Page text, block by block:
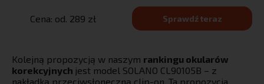
Cena: od. 289 zł Sprawdź teraz
Kolejną propozycją w naszym rankingu okularów
korekcyjnych jest model SOLANO CL90105B – z
nakładką przeciwsłoneczną clip-on. Ta propozycja